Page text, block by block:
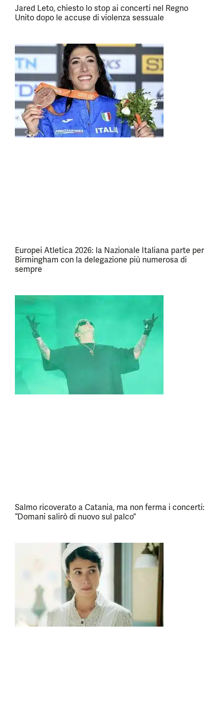
Jared Leto, chiesto lo stop ai concerti nel Regno
Unito dopo le accuse di violenza sessuale
Europei Atletica 2026: la Nazionale Italiana parte per
Birmingham con la delegazione più numerosa di
sempre
Salmo ricoverato a Catania, ma non ferma i concerti:
“Domani salirò di nuovo sul palco”